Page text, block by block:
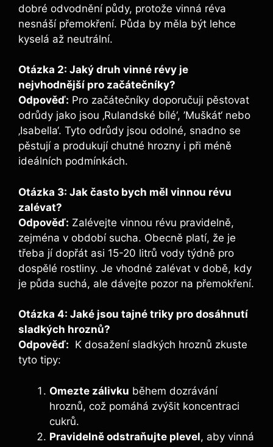
dobré odvodnění půdy, protože vinná réva
nesnáší přemokření. Půda by měla ​být lehce
kyselá až neutrální.
Otázka 2: Jaký druh vinné révy je
nejvhodnější pro začátečníky?
Odpověď: Pro začátečníky doporučuji pěstovat
odrůdy​ jako jsou ‚Rulandské bílé‘, ​’Muškát‘ nebo
‚Isabella‘. ⁣Tyto odrůdy jsou⁢ odolné, snadno se
pěstují a produkují chutné hrozny i při méně
ideálních podmínkách.
Otázka 3: Jak často bych měl vinnou⁣ révu
zalévat?
Odpověď: Zalévejte vinnou révu pravidelně,
‌zejména v období sucha. Obecně platí, že je
třeba jí dopřát asi 15-20 litrů vody týdně pro
dospělé⁤ rostliny. Je vhodné⁢ zalévat v době, kdy
je ‍půda suchá, ale dávejte pozor na přemokření.
Otázka 4: Jaké jsou tajné triky‌ pro dosáhnutí
sladkých ⁣hroznů?
Odpověď: ‌ K dosažení sladkých hroznů ⁢zkuste
tyto tipy:
Omezte zálivku během dozrávání
hroznů, ‌což pomáhá zvýšit koncentraci
cukrů.
Pravidelně⁣ odstraňujte ​plevel, aby vinná